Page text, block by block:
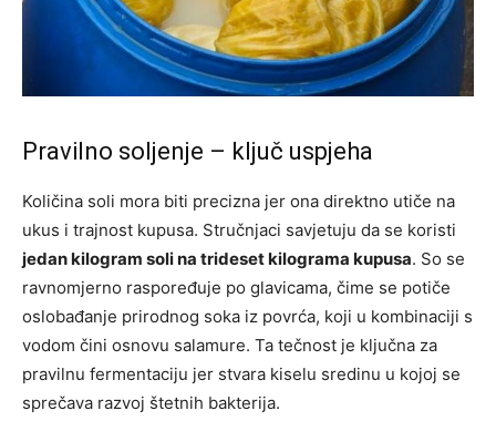
Pravilno soljenje – ključ uspjeha
Količina soli mora biti precizna jer ona direktno utiče na
ukus i trajnost kupusa. Stručnjaci savjetuju da se koristi
jedan kilogram soli na trideset kilograma kupusa. So se
ravnomjerno raspoređuje po glavicama, čime se potiče
oslobađanje prirodnog soka iz povrća, koji u kombinaciji s
vodom čini osnovu salamure. Ta tečnost je ključna za
pravilnu fermentaciju jer stvara kiselu sredinu u kojoj se
sprečava razvoj štetnih bakterija.